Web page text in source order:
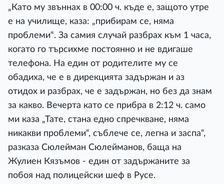
„Като му звъннах в 00:00 ч. къде е, защото утре
е на училище, каза: „прибирам се, няма
проблеми“. За самия случай разбрах към 1 часа,
когато го търсихме постоянно и не вдигаше
телефона. На един от родителите му се
обадиха, че е в дирекцията задържан и аз
отидох и разбрах, че е задържан, но без да знам
за какво. Вечерта като се прибра в 2:12 ч. само
ми каза „Тате, стана едно спречкване, няма
никакви проблеми“, съблече се, легна и заспа“,
разказа Сюлейман Сюлейманов, баща на
Жулиен Кязъмов - един от задържаните за
побоя над полицейски шеф в Русе.